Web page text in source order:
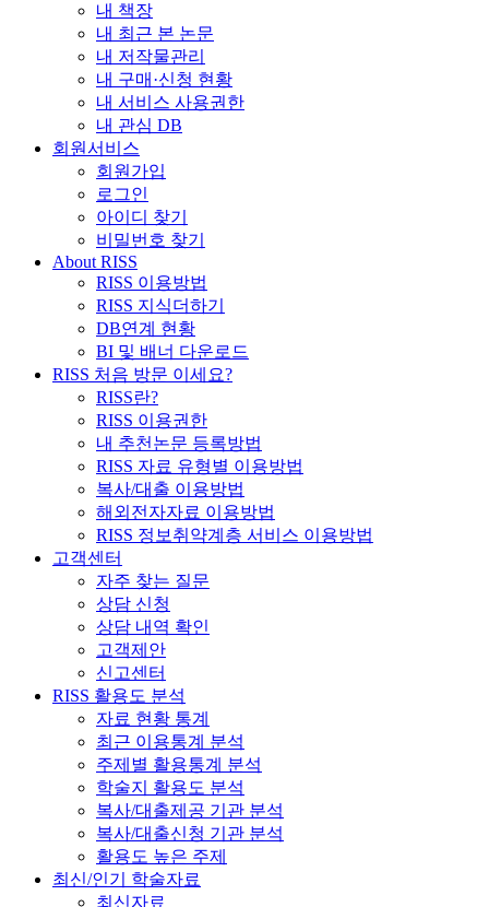
내 책장
내 최근 본 논문
내 저작물관리
내 구매·신청 현황
내 서비스 사용권한
내 관심 DB
회원서비스
회원가입
로그인
아이디 찾기
비밀번호 찾기
About RISS
RISS 이용방법
RISS 지식더하기
DB연계 현황
BI 및 배너 다운로드
RISS 처음 방문 이세요?
RISS란?
RISS 이용권한
내 추천논문 등록방법
RISS 자료 유형별 이용방법
복사/대출 이용방법
해외전자자료 이용방법
RISS 정보취약계층 서비스 이용방법
고객센터
자주 찾는 질문
상담 신청
상담 내역 확인
고객제안
신고센터
RISS 활용도 분석
자료 현황 통계
최근 이용통계 분석
주제별 활용통계 분석
학술지 활용도 분석
복사/대출제공 기관 분석
복사/대출신청 기관 분석
활용도 높은 주제
최신/인기 학술자료
최신자료